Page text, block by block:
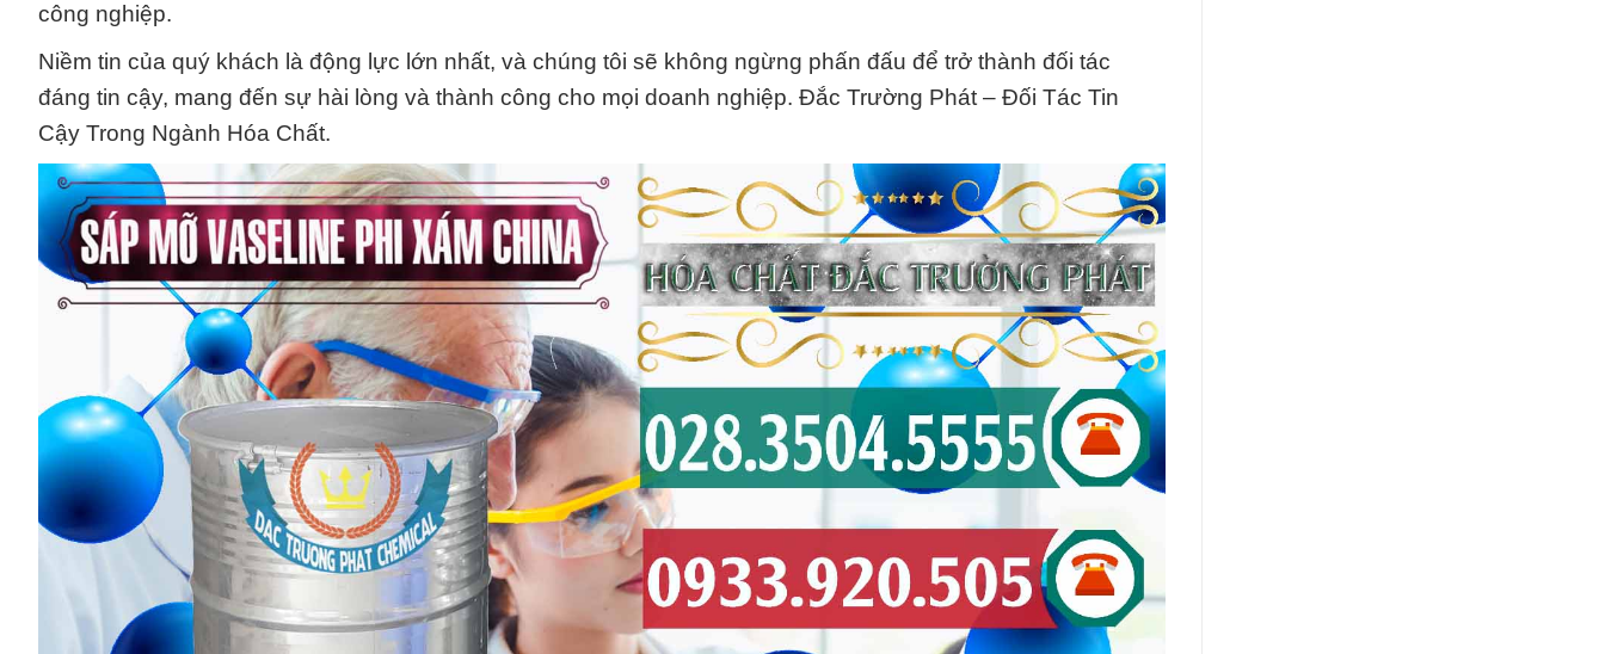
công nghiệp.
Niềm tin của quý khách là động lực lớn nhất, và chúng tôi sẽ không ngừng phấn đấu để trở thành đối tác
đáng tin cậy, mang đến sự hài lòng và thành công cho mọi doanh nghiệp. Đắc Trường Phát – Đối Tác Tin
Cậy Trong Ngành Hóa Chất.